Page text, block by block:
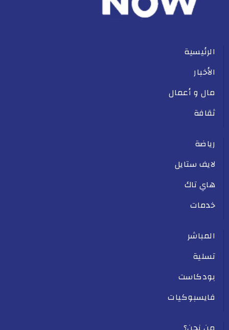
الرئيسية
الأخبار
مال و أعمال
ثقافة
رياضة
لايف ستايل
هاي تاك
خدمات
المباشر
تسلية
بودكاست
فايسبوكيات